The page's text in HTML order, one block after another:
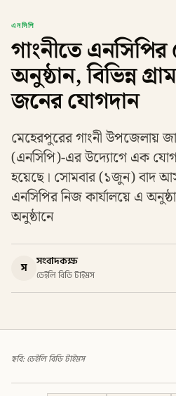
এনসিপি
গাংনীতে
অনুষ্ঠান, বিভিন্ন
জনের যোগদান
মেহেরপুরের গাংনী উপজেলায়
(এনসিপি)-এর উদ্যোগে এক
হয়েছে। সোমবার (১জুন) বাদ
এনসিপির নিজ কার্যালয়ে এ
অনুষ্ঠানে
স সংবাদকক্ষ
ডেইলি বিডি টাইমস
ছবি: ডেইলি বিডি টাইমস